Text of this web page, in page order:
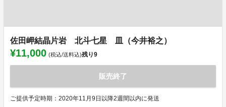
佐田岬結晶片岩 北斗七星 皿（今井裕之）
¥11,000 (税込/送料込)残り9
販売終了
ご提供予定時期：2020年11月9日以降2週間以内に発送